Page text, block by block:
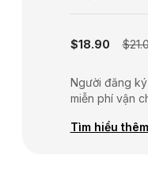
$18.90
Người đăng
miễn phí vận
Tìm hiểu thêm